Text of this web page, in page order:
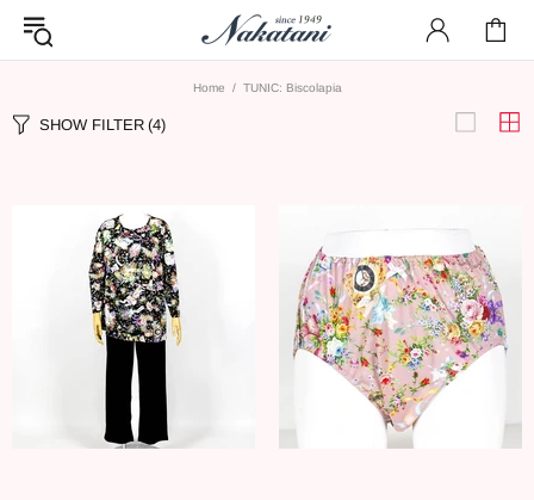
Home TUNIC: Biscolapia
SHOW FILTER (4)